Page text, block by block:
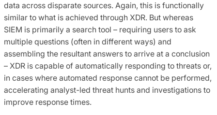
data across disparate sources. Again, this is functionally
similar to what is achieved through XDR. But whereas
SIEM is primarily a search tool – requiring users to ask
multiple questions (often in different ways) and
assembling the resultant answers to arrive at a conclusion
– XDR is capable of automatically responding to threats or,
in cases where automated response cannot be performed,
accelerating analyst-led threat hunts and investigations to
improve response times.